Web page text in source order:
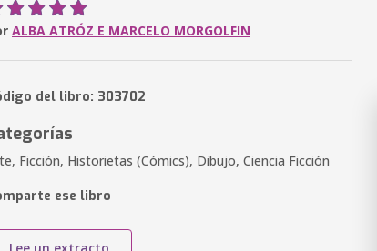
ALBA ATRÓZ E MARCELO MORGOLFIN
del libro: 303702
Ficción, Historietas (Cómics), Dibujo, Ciencia Ficción
ese libro